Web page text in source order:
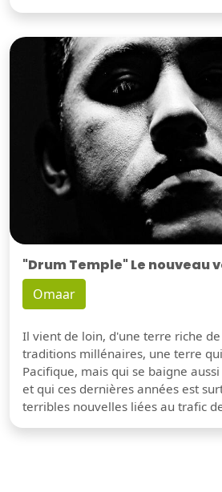
"Drum Temple" Le nouveau
Omaar
Il vient de loin, d'une terre riche
traditions millénaires, une terre
Pacifique, mais qui se baigne
et qui ces dernières années est
terribles nouvelles liées au trafic